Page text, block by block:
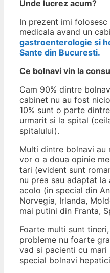
Unde lucrez acum?
In prezent imi
medicala avand un
gastroenterologie si
Sante din Bucuresti.
Ce bolnavi vin la
Cam 90% dintre
cabinet nu au fost
10% sunt o parte
urmarit si la spital
spitalului).
Multi dintre bolnavi au
vor o a doua opinie
tari (evident sunt
nu prea sau adaptat
acolo (in special din
Norvegia, Irlanda,
mai putini din Franta,
Foarte multi sunt
probleme nu foarte
vad si pacienti cu
special bolnavi